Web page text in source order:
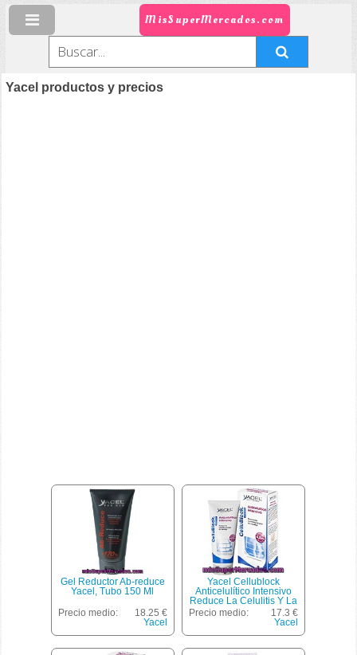
MisSuperMercados.com
Yacel productos y precios
Gel Reductor Ab-reduce
Yacel, Tubo 150 Ml
Precio medio:
18.25 €
Yacel
Yacel Cellublock
Anticelulítico Intensivo
Reduce La Celulitis Y La
Piel De Naranja Tubo 200
Precio medio:
17.3 €
Yacel